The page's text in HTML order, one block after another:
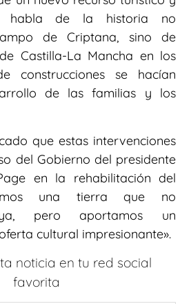
habla de la historia no
de Criptana, sino de
Castilla-La Mancha en los
construcciones se hacían
de las familias y los
que estas intervenciones
del Gobierno del presidente
en la rehabilitación del
una tierra que no
pero aportamos un
cultural impresionante».
noticia en tu red social
favorita